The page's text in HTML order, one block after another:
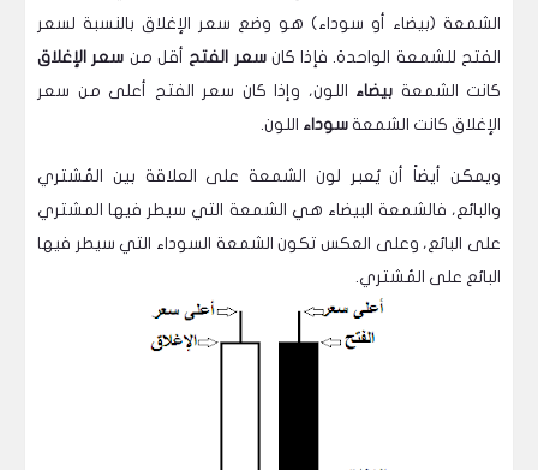
الشمعة (بيضاء أو سوداء) هو وضع سعر الإغلاق بالنسبة لسعر
الفتح للشمعة الواحدة. فإذا كانسعر الفتح أقل من سعر الإغلاق
كانت الشمعة بيضاء اللون، وإذا كان سعر الفتح أعلى من سعر
الإغلاق كانت الشمعة سوداء اللون.
ويمكن أيضاً أن يُعبر لون الشمعة على العلاقة بين المُشتري
والبائع، فالشمعة البيضاء هي الشمعة التي سيطر فيها المشتري
على البائع، وعلى العكس تكون الشمعة السوداء التي سيطر فيها
البائع على المُشتري.